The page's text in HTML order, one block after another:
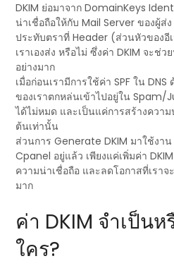
DKIM ย่อมาจาก DomainKeys
น่าเชื่อถือให้กับ Mail Server ของผู้ส่
ประทับตราที่ Header (ส่วนหัวของอี
เราเองส่ง หรือไม่ ซึ่งค่า DKIM จะช่
อย่างมาก
เมื่อก่อนเรามีการใช้ค่า SPF ใน
ของเราตกหล่นเข้าไปอยู่ใน Spam/
ได้ไม่หมด และเป็นแค่การสร้างควา
ต้นเท่านั้น
ส่วนการ Generate DKIM มาใช้งา
Cpanel อยู่แล้ว เพียงแค่เพิ่มค่า
ความน่าเชื่อถือ และลดโอกาสที่เราจ
มาก
ค่า DKIM จำเป็น
ใคร?